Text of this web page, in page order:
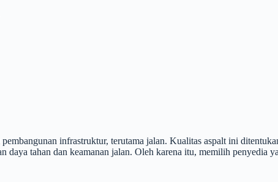
infrastruktur, terutama jalan. Kualitas aspalt ini
daya tahan dan keamanan jalan. Oleh karena itu, memilih penyedia